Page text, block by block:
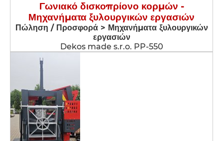
Γωνιακό δισκοπρίονο κορμών -
Μηχανήματα ξυλουργικών εργασιών
Πώληση / Προσφορά > Μηχανήματα ξυλουργικών
εργασιών
Dekos made s.r.o. PP-550